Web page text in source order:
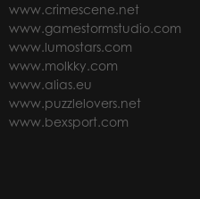
www.crimescene.net
www.gamestormstudio.com
www.lumostars.com
www.molkky.com
www.alias.eu
www.puzzlelovers.net
www.bexsport.com